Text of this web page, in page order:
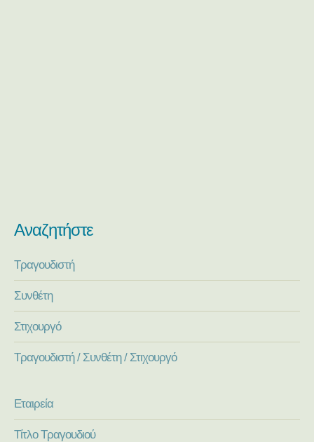
Αναζητήστε
Τραγουδιστή
Συνθέτη
Στιχουργό
Τραγουδιστή / Συνθέτη / Στιχουργό
Εταιρεία
Τίτλο Τραγουδιού